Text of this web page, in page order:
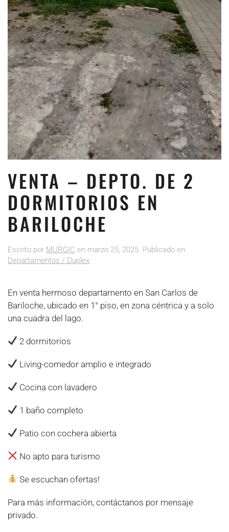
VENTA – DEPTO. DE 2
DORMITORIOS EN
BARILOCHE
Escrito por MURGIC en marzo 25, 2025. Publicado en
Departamentos / Duplex.
En venta hermoso departamento en San Carlos de
Bariloche, ubicado en 1° piso, en zona céntrica y a solo
una cuadra del lago.
2 dormitorios
Living-comedor amplio e integrado
Cocina con lavadero
1 baño completo
Patio con cochera abierta
No apto para turismo
Se escuchan ofertas!
Para más información, contáctanos por mensaje
privado.